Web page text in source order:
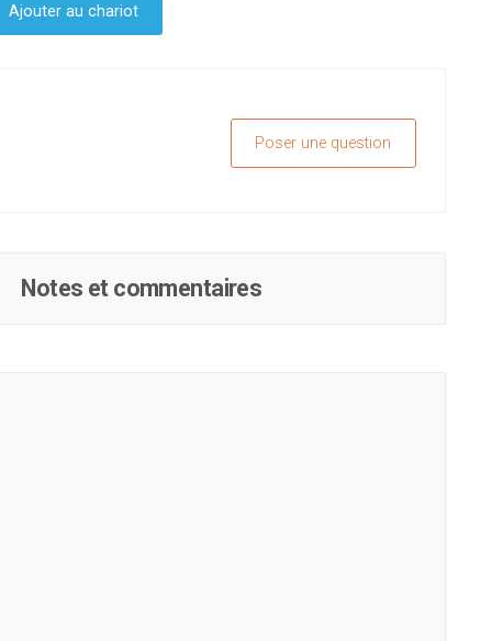
Ajouter au chariot
Poser une question
Notes et commentaires